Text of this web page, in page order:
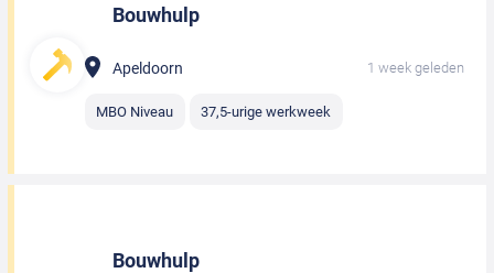
Bouwhulp
Apeldoorn 1 week geleden
MBO Niveau 37,5-urige werkweek
Bouwhulp